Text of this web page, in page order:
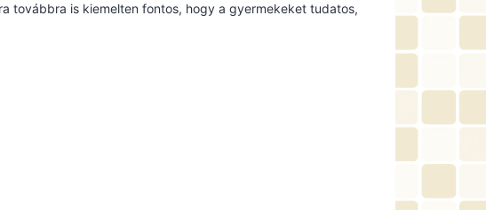
továbbra is kiemelten fontos, hogy a gyermekeket tudatos,